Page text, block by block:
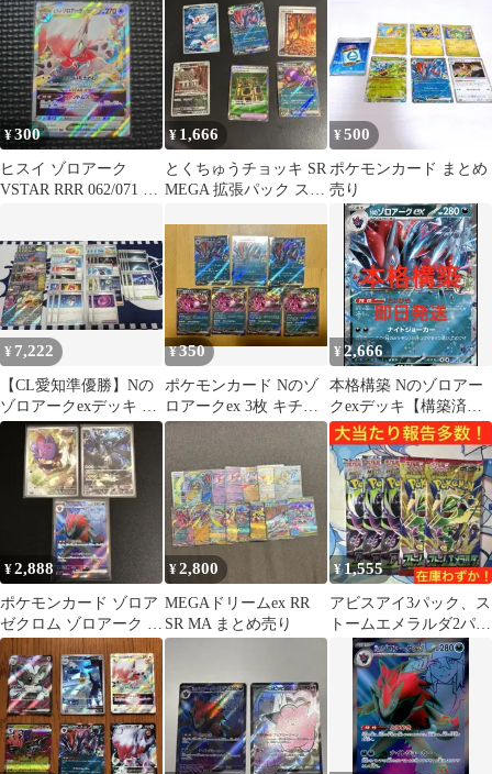
パート…
¥300
ヒスイ ゾロアーク
VSTAR RRR 062/071 ポ
¥ 1,666
とくちゅうチョッキ SR
MEGA 拡張パック スト
¥500
ポケモンカード まとめ
売り
¥ 7,222
【CL愛知準優勝】Nの
ゾロアークexデッキ 59
枚セット※ゾロアーク
RRに変更可
¥350
ポケモンカード Nのゾ
ロアークex 3枚 キチキ
ギスex 4枚 計7枚
¥2,666
本格構築 Nのゾロアー
クexデッキ【構築済み
デッキ】 即日発送
¥2,888
ポケモンカード ゾロア
ゼクロム ゾロアーク セ
ット
¥2,800
MEGAドリームex RR
SR MA まとめ売り
¥ 1,555
アビスアイ3パック、ス
トームエメラルダ2パッ
ク ポケモンカード